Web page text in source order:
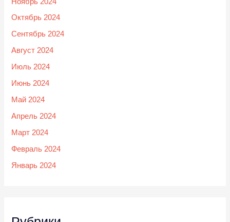
Октябрь 2024
Сентябрь 2024
Август 2024
Июль 2024
Июнь 2024
Май 2024
Апрель 2024
Март 2024
Февраль 2024
Январь 2024